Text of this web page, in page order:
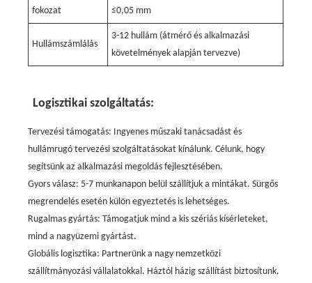
fokozat ≤0,05 mm
Hullámszámlálás
3-12 hullám (átmérő és alkalmazási
követelmények alapján tervezve)
Logisztikai szolgáltatás:
Tervezési támogatás: Ingyenes műszaki tanácsadást és
hullámrugó tervezési szolgáltatásokat kínálunk. Célunk, hogy
segítsünk az alkalmazási megoldás fejlesztésében.
Gyors válasz: 5-7 munkanapon belül szállítjuk a mintákat. Sürgős
megrendelés esetén külön egyeztetés is lehetséges.
Rugalmas gyártás: Támogatjuk mind a kis szériás kísérleteket,
mind a nagyüzemi gyártást.
Globális logisztika: Partnerünk a nagy nemzetközi
szállítmányozási vállalatokkal. Háztól házig szállítást biztosítunk.